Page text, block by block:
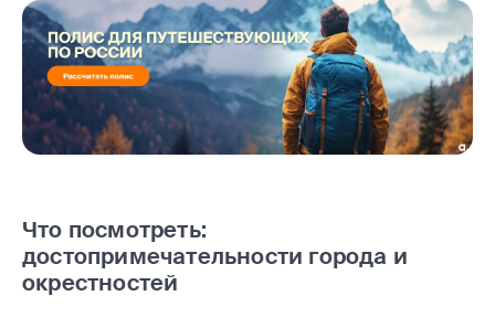
Что посмотреть:
достопримечательности города и
окрестностей